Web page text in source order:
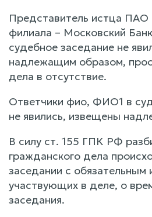
Представитель истца ПАО
филиала – Московский
судебное заседание не
надлежащим образом,
дела в отсутствие.
Ответчики фио, ФИО1 в
не явились, извещены
В силу ст. 155 ГПК РФ
гражданского дела
заседании с
участвующих в деле, о
заседания.